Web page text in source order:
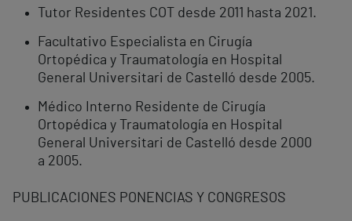
Tutor Residentes COT desde 2011 hasta 2021.
Facultativo Especialista en Cirugía
Ortopédica y Traumatología en Hospital
General Universitari de Castelló desde 2005.
Médico Interno Residente de Cirugía
Ortopédica y Traumatología en Hospital
General Universitari de Castelló desde 2000
a 2005.
PUBLICACIONES PONENCIAS Y CONGRESOS